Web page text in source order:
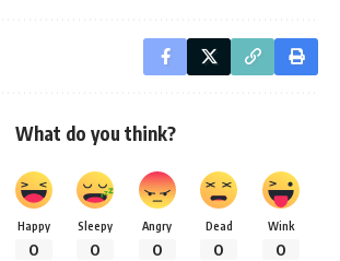
What do you think?
Happy
0
Sleepy
0
Angry
0
Dead
0
Wink
0